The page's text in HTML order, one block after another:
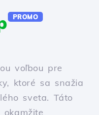
PROMO
voľbou pre
ktoré sa snažia
sveta. Táto